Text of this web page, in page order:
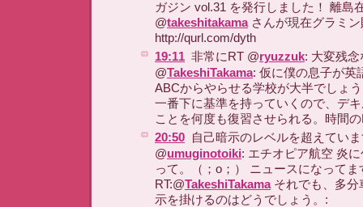
ガジン vol.31 を発行しました！ 離島
@takeshitakamaさんが現在グラミ
http://qurl.com/dyth
19:11 非常にRT @ryuzzuk: 大変残
@TakeshiTakama: 仮に僕の息子が英
ABCからやらせる学校が大半でしょ
一番下に基準を持っていくので、デ
ことを何度も復習させられる。時間
20:50 自己暗示のレベルを超えてい
@umuginotoiki: エチオピア航空 炎
って。（；o；） ニュースになってま
RT:@TakeshiTakamaそれでも、多分
示を掛けるのはどうでしょう。: